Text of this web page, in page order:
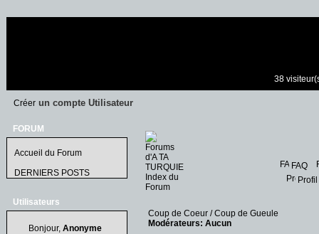
38
Créer un compte Utilisateur
FORUM
Accueil du Forum
DERNIERS POSTS
Utilisateurs
Bonjour, Anonyme
FAQ
Profil
Coup de Coeur / Coup de Gueule
Modérateurs: Aucun